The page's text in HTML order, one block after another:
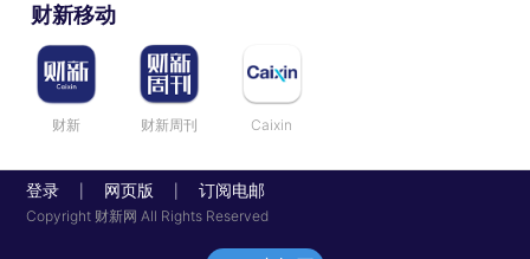
财新移动
财新 财新周刊 Caixin
登录 网页版 订阅电邮
Copyright 财新网 All Rights Reserved